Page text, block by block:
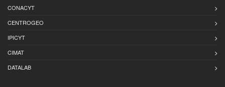
CONACYT
CENTROGEO
IPICYT
CIMAT
DATALAB